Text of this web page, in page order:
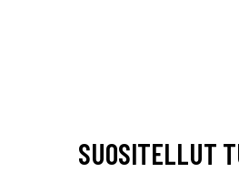
SUOSITELLUT